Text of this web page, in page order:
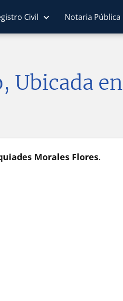
Civil Notaria Pública
Ubicada en
Morales Flores.